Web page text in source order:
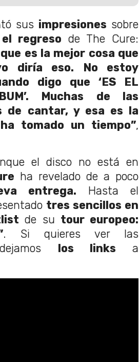
sus impresiones sobre
regreso de The Cure:
es la mejor cosa que
diría eso. No estoy
digo que ‘ES EL
Muchas de las
de cantar, y esa es la
tomado un tiempo”,
el disco no está en
ha revelado de a poco
entrega. Hasta el
tres sencillos en
de su tour europeo:
. Si quieres ver las
los links a